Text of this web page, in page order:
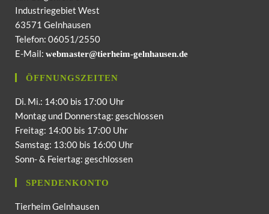
Industriegebiet West
63571 Gelnhausen
Telefon: 06051/2550
E-Mail: webmaster@tierheim-gelnhausen.de
ÖFFNUNGSZEITEN
Di. Mi.: 14:00 bis 17:00 Uhr
Montag und Donnerstag: geschlossen
Freitag: 14:00 bis 17:00 Uhr
Samstag: 13:00 bis 16:00 Uhr
Sonn- & Feiertag: geschlossen
SPENDENKONTO
Tierheim Gelnhausen